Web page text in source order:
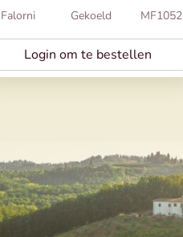
Falorni Gekoeld MF1052
Login om te bestellen